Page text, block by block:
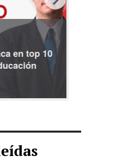
en top 10